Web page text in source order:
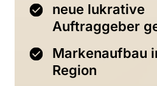
neue lukrative
Auftraggeber
Markenaufbau
Region